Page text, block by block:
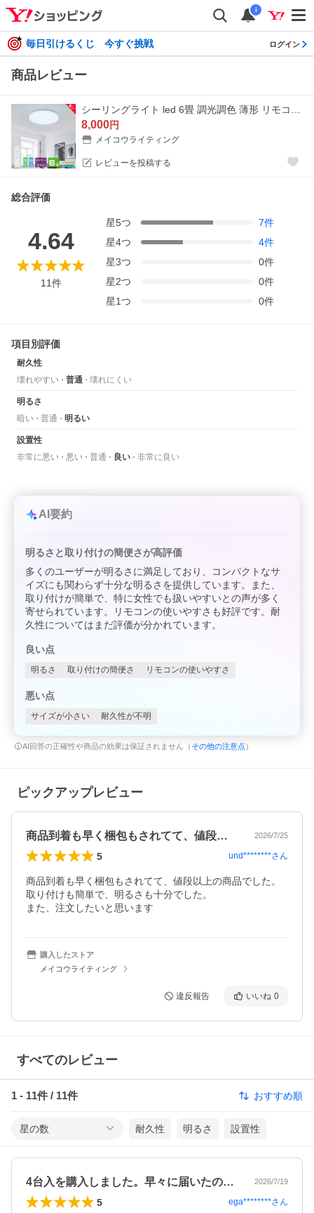
i
毎日引けるくじ 今すぐ挑戦 ログイン
商品レビュー
8,000円
メイコウライティング
レビューを投稿する
総合評価
4.64
11件
星5つ 7件
星4つ 4件
星3つ 0件
星2つ 0件
星1つ 0件
項目別評価
耐久性
壊れやすい
普通 壊れにくい
明るさ
暗い
普通 明るい
設置性
非常に悪い
悪い 普通 良い 非常に良い
AI要約
明るさと取り付けの簡便さが高評価
多くのユーザーが明るさに満足しており、コンパクトなサ
イズにも関わらず十分な明るさを提供しています。また、
取り付けが簡単で、特に女性でも扱いやすいとの声が多く
寄せられています。リモコンの使いやすさも好評です。耐
久性についてはまだ評価が分かれています。
良い点
明るさ 取り付けの簡便さ リモコンの使いやすさ
悪い点
サイズが小さい 耐久性が不明
AI回答の正確性や商品の効果は保証されません（ その他の注意点 ）
ピックアップレビュー
商品到着も早く梱包もされてて、値段以上… 2026/7/25
5 und********さん
商品到着も早く梱包もされてて、値段以上の商品でした。
取り付けも簡単で、明るさも十分でした。
また、注文したいと思います
購入したストア
メイコウライティング
違反報告 いいね 0
すべてのレビュー
1 - 11件 / 11件 おすすめ順
星の数 耐久性 明るさ 設置性
4台入を購入しました。早々に届いたので… 2026/7/19
5 ega********さん